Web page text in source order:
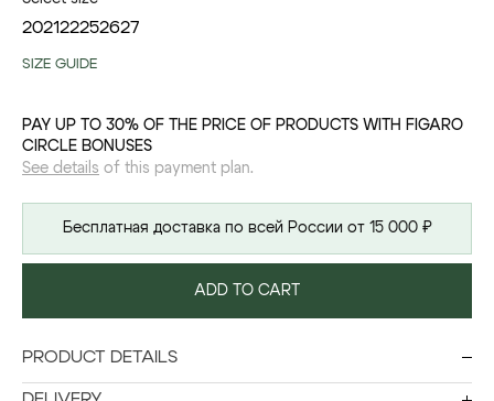
202122252627
SIZE GUIDE
PAY UP TO 30% OF THE PRICE OF PRODUCTS WITH FIGARO
CIRCLE BONUSES
See details of this payment plan.
Бесплатная доставка по всей России от 15 000 ₽
ADD TO CART
PRODUCT DETAILS